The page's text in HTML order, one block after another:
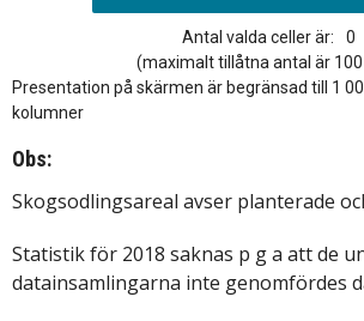
Antal valda celler är:
0
(maximalt tillåtna antal är
Presentation på skärmen är begränsad till 1
kolumner
Obs:
Skogsodlingsareal avser planterade
Statistik för 2018 saknas p g a att de
datainsamlingarna inte genomfördes